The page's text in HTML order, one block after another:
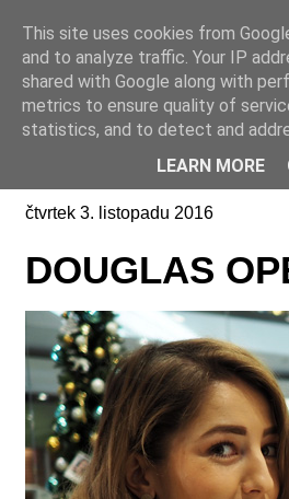
Online casino
čtvrtek 3. listopadu 2016
DOUGLAS
This site uses cookies from
and to analyze traffic. Your IP
shared with Google along with
metrics to ensure quality of
statistics, and to detect and
LEARN MORE